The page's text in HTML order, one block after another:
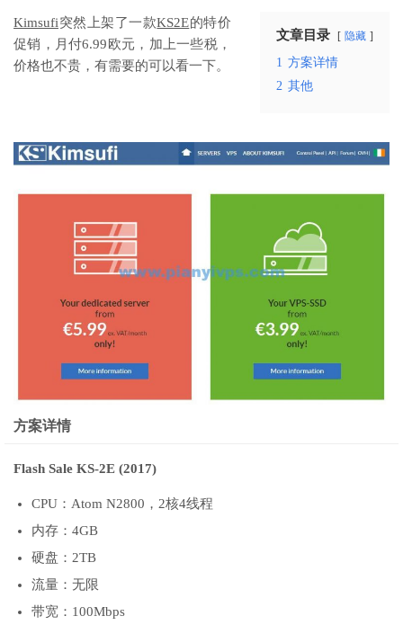
文章目录 隐藏
1 方案详情
2 其他
Kimsufi突然上架了一款KS2E的特价
促销，月付6.99欧元，加上一些税，
价格也不贵，有需要的可以看一下。
方案详情
Flash Sale KS-2E (2017)
CPU：Atom N2800，2核4线程
内存：4GB
硬盘：2TB
流量：无限
带宽：100Mbps